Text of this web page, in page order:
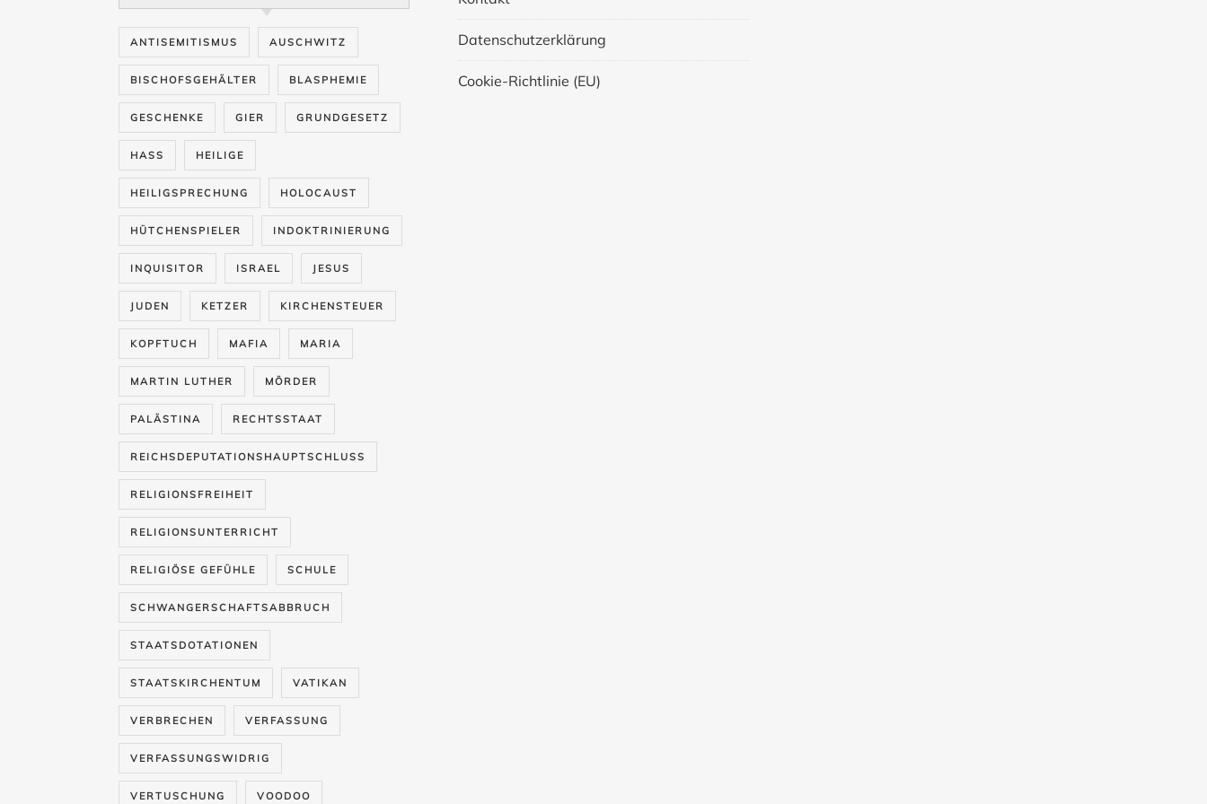
ANTISEMITISMUS AUSCHWITZ
BISCHOFSGEHÄLTER BLASPHEMIE
GESCHENKE GIER GRUNDGESETZ
HASS HEILIGE
HEILIGSPRECHUNG HOLOCAUST
HÜTCHENSPIELER INDOKTRINIERUNG
INQUISITOR ISRAEL JESUS
JUDEN KETZER KIRCHENSTEUER
KOPFTUCH MAFIA MARIA
MARTIN LUTHER MÖRDER
PALÄSTINA RECHTSSTAAT
REICHSDEPUTATIONSHAUPTSCHLUSS
RELIGIONSFREIHEIT
RELIGIONSUNTERRICHT
RELIGIÖSE GEFÜHLE SCHULE
SCHWANGERSCHAFTSABBRUCH
STAATSDOTATIONEN
STAATSKIRCHENTUM VATIKAN
VERBRECHEN VERFASSUNG
VERFASSUNGSWIDRIG
VERTUSCHUNG VOODOO
Datenschutzerklärung
Cookie-Richtlinie (EU)